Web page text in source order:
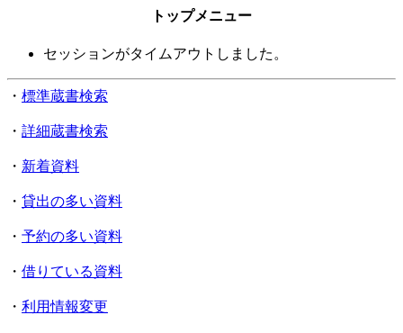
トップメニュー
セッションがタイムアウトしました。
・ 標準蔵書検索
・ 詳細蔵書検索
・ 新着資料
・ 貸出の多い資料
・ 予約の多い資料
・ 借りている資料
・ 利用情報変更